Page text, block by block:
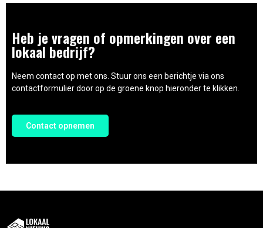
Heb je vragen of opmerkingen over een
lokaal bedrijf?
Neem contact op met ons. Stuur ons een berichtje via ons
contactformulier door op de groene knop hieronder te klikken.
Contact opnemen